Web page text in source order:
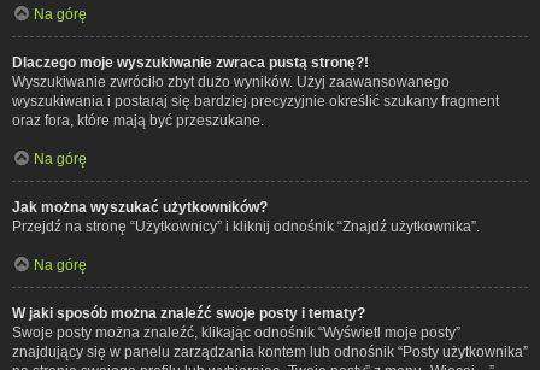
Na górę
Dlaczego moje wyszukiwanie zwraca pustą stronę?!
Wyszukiwanie zwróciło zbyt dużo wyników. Użyj zaawansowanego
wyszukiwania i postaraj się bardziej precyzyjnie określić szukany fragment
oraz fora, które mają być przeszukane.
Na górę
Jak można wyszukać użytkowników?
Przejdź na stronę “Użytkownicy” i kliknij odnośnik “Znajdź użytkownika”.
Na górę
W jaki sposób można znaleźć swoje posty i tematy?
Swoje posty można znaleźć, klikając odnośnik “Wyświetl moje posty”
znajdujący się w panelu zarządzania kontem lub odnośnik “Posty użytkownika”